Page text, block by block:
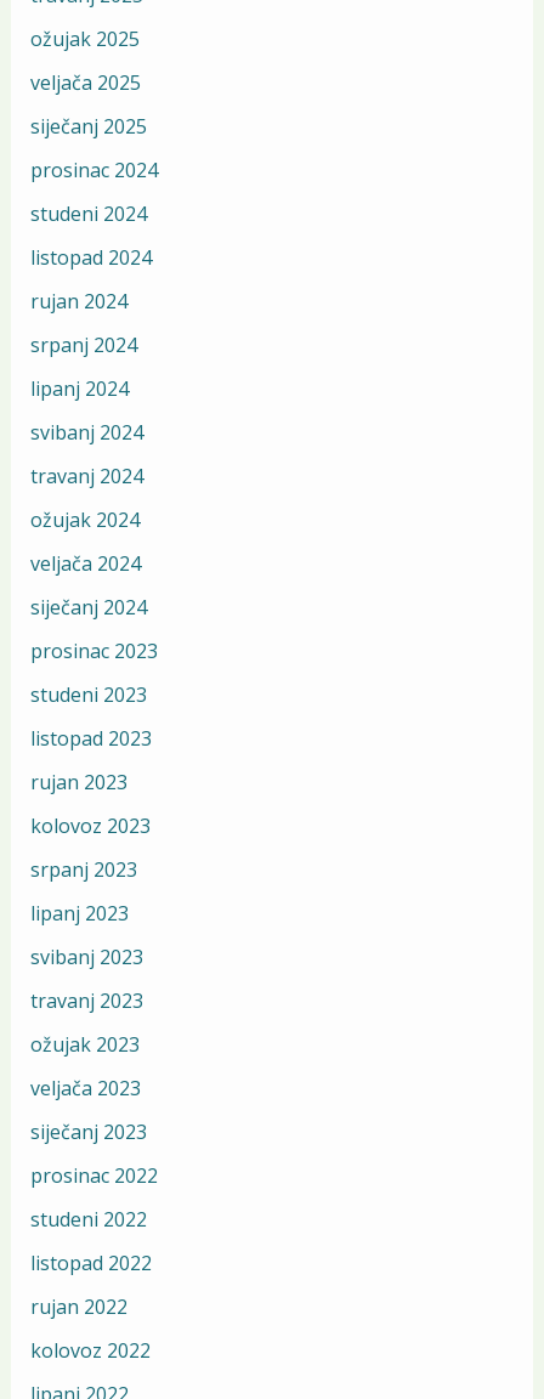
ožujak 2025
veljača 2025
siječanj 2025
prosinac 2024
studeni 2024
listopad 2024
rujan 2024
srpanj 2024
lipanj 2024
svibanj 2024
travanj 2024
ožujak 2024
veljača 2024
siječanj 2024
prosinac 2023
studeni 2023
listopad 2023
rujan 2023
kolovoz 2023
srpanj 2023
lipanj 2023
svibanj 2023
travanj 2023
ožujak 2023
veljača 2023
siječanj 2023
prosinac 2022
studeni 2022
listopad 2022
rujan 2022
kolovoz 2022